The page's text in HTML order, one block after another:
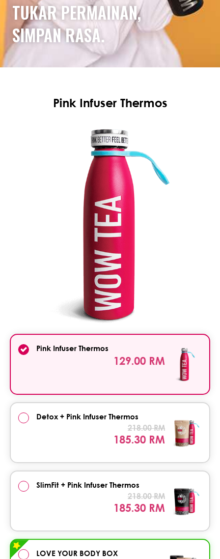
TUKAR PERMAINAN,
SIMPAN RASA.
Pink Infuser Thermos
Pink Infuser Thermos
129.00 RM
Detox + Pink Infuser Thermos
218.00 RM
185.30 RM
SlimFit + Pink Infuser Thermos
218.00 RM
185.30 RM
LOVE YOUR BODY BOX